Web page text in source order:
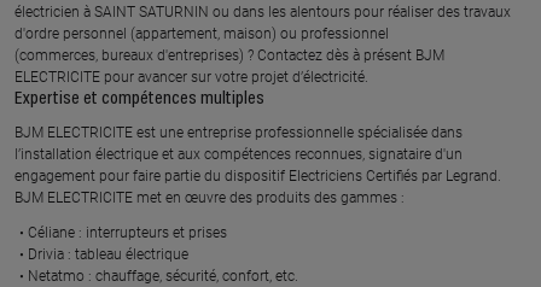
électricien à SAINT SATURNIN ou dans les alentours pour réaliser des travaux
d'ordre personnel (appartement, maison) ou professionnel
(commerces, bureaux d'entreprises) ? Contactez dès à présent BJM
ELECTRICITE pour avancer sur votre projet d’électricité.
Expertise et compétences multiples​
​BJM ELECTRICITE est une entreprise professionnelle spécialisée dans
l’installation électrique et aux compétences reconnues, ​signataire d'un
engagement pour faire partie du dispositif Electriciens Certifiés par Legrand​.
BJM ELECTRICITE met en œuvre des produits des gammes : ​
Céliane : interrupteurs et prises ​
Drivia : tableau électrique ​
Netatmo : chauffage, sécurité, confort, etc.​